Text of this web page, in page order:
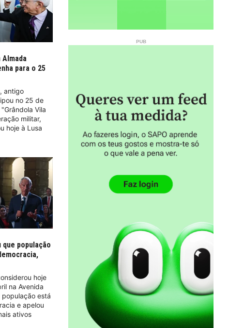
para o 25
antigo
no 25 de
Vila
militar,
hoje à Lusa
população
hoje
na Avenida
está
e apelou
ativos